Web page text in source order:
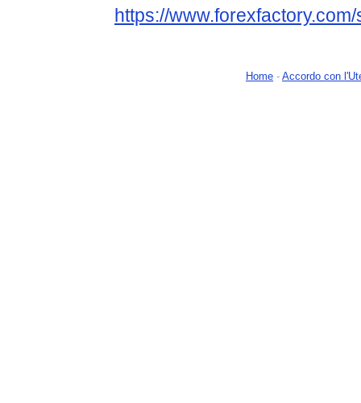
https://
Home - Accordo con